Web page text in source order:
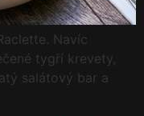
Navíc
tygří krevety,
salátový bar a